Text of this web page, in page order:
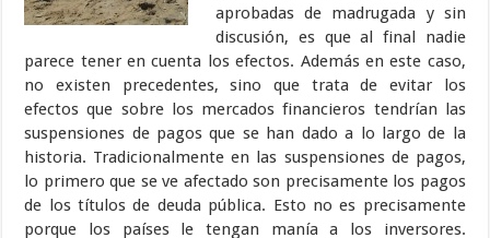
aprobadas de madrugada y sin
discusión, es que al final nadie
parece tener en cuenta los efectos. Además en este caso,
no existen precedentes, sino que trata de evitar los
efectos que sobre los mercados financieros tendrían las
suspensiones de pagos que se han dado a lo largo de la
historia. Tradicionalmente en las suspensiones de pagos,
lo primero que se ve afectado son precisamente los pagos
de los títulos de deuda pública. Esto no es precisamente
porque los países le tengan manía a los inversores.